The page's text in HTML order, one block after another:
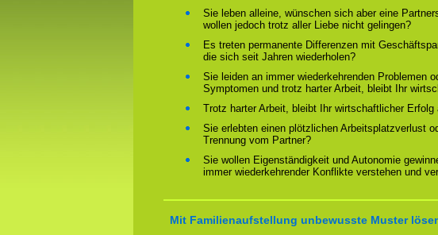
Sie leben alleine, wünschen sich aber eine
wollen jedoch trotz aller Liebe nicht gelingen?
Es treten permanente Differenzen mit
die sich seit Jahren wiederholen?
Sie leiden an immer wiederkehrenden Problemen
Symptomen und trotz harter Arbeit, bleibt Ihr
Trotz harter Arbeit, bleibt Ihr wirtschaftlicher Erfolg
Sie erlebten einen plötzlichen Arbeitsplatzverlust
Trennung vom Partner?
Sie wollen Eigenständigkeit und Autonomie
immer wiederkehrender Konflikte verstehen und
Mit Familienaufstellung unbewusste Muster